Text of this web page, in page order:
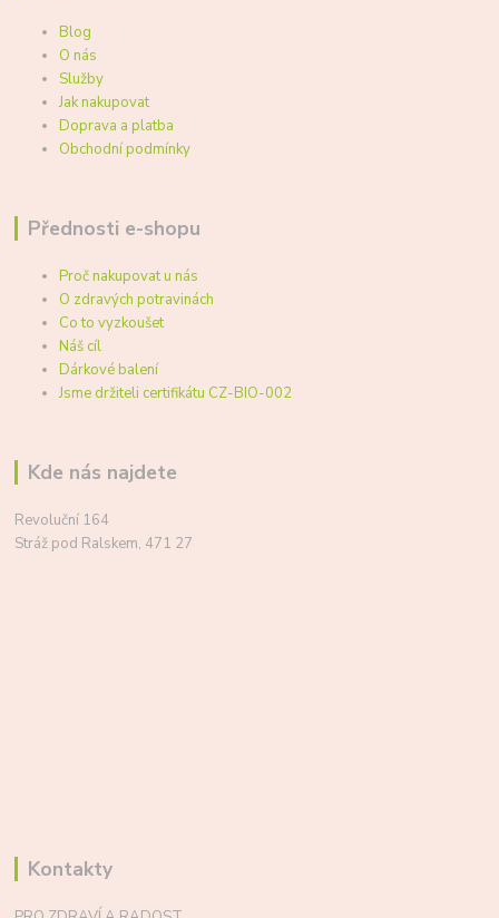
Blog
O nás
Služby
Jak nakupovat
Doprava a platba
Obchodní podmínky
Přednosti e-shopu
Proč nakupovat u nás
O zdravých potravinách
Co to vyzkoušet
Náš cíl
Dárkové balení
Jsme držiteli certifikátu CZ-BIO-002
Kde nás najdete
Revoluční 164
Stráž pod Ralskem, 471 27
Kontakty